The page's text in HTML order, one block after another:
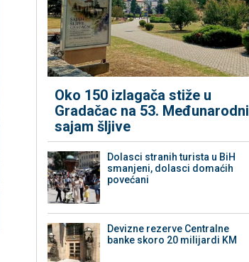
Oko 150 izlagača stiže u
Gradačac na 53. Međunarodni
sajam šljive
Dolasci stranih turista u BiH
smanjeni, dolasci domaćih
povećani
Devizne rezerve Centralne
banke skoro 20 milijardi KM